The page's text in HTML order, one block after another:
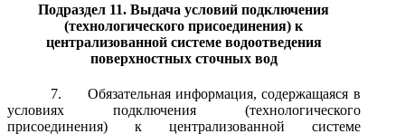
Подраздел 11. Выдача условий подключения
(технологического присоединения) к
централизованной системе водоотведения
поверхностных сточных вод
7.
Обязательная информация, содержащаяся в
условиях подключения (технологического
присоединения) к централизованной системе